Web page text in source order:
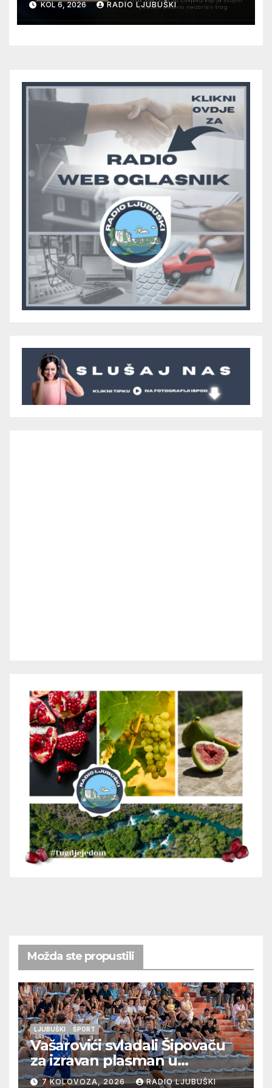
KOL 6, 2026 RADIO LJUBUŠKI
Možda ste propustili
LJUBUŠKI ŠPORT
Vašarovići svladali Šipovaču
za izravan plasman u
četvrtfinale, Grab izborio
7 KOLOVOZA, 2026 RADIO LJUBUŠKI